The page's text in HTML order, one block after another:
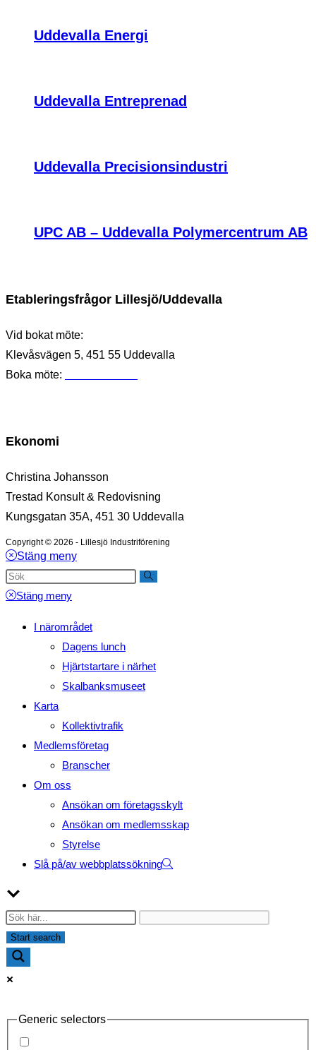
Uddevalla Energi
Uddevalla Entreprenad
Uddevalla Precisionsindustri
UPC AB – Uddevalla Polymercentrum AB
Etableringsfrågor Lillesjö/Uddevalla
Vid bokat möte:
Klevåsvägen 5, 451 55 Uddevalla
Boka möte:
Ekonomi
Christina Johansson
Trestad Konsult & Redovisning
Kungsgatan 35A, 451 30 Uddevalla
Copyright © 2026 - Lillesjö Industriförening
Stäng meny
Stäng meny
I närområdet
Dagens lunch
Hjärtstartare i närhet
Skalbanksmuseet
Karta
Kollektivtrafik
Medlemsföretag
Branscher
Om oss
Ansökan om företagsskylt
Ansökan om medlemsskap
Styrelse
Slå på/av webbplatssökning
Generic selectors